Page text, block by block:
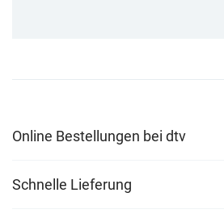
Online Bestellungen bei dtv
Schnelle Lieferung